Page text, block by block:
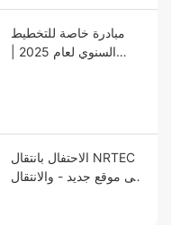
مبادرة خاصة للتخطيط
الاحتفال بانتقال NRTEC
إلى موقع جديد - والانتقال